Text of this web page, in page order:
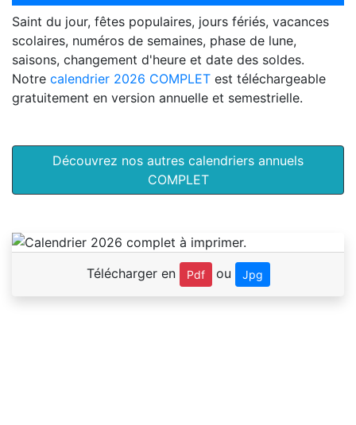
Saint du jour, fêtes populaires, jours fériés, vacances
scolaires, numéros de semaines, phase de lune,
saisons, changement d'heure et date des soldes.
Notre calendrier 2026 COMPLET est téléchargeable
gratuitement en version annuelle et semestrielle.
Découvrez nos autres calendriers annuels
COMPLET
Télécharger en Pdf ou Jpg